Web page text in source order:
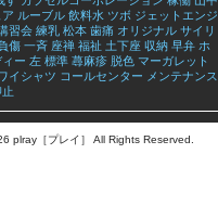
ルーブル 飲料水 ツボ ジェットエンジ
習会 練乳 松本 歯痛 オリジナル サイリ
傷 一斉 座禅 福祉 土下座 収納 早弁 ホ
ー 左 標準 蕁麻疹 脱色 マーガレット
イシャツ コールセンター メンテナンス
plray［プレイ］ All Rights Reserved.